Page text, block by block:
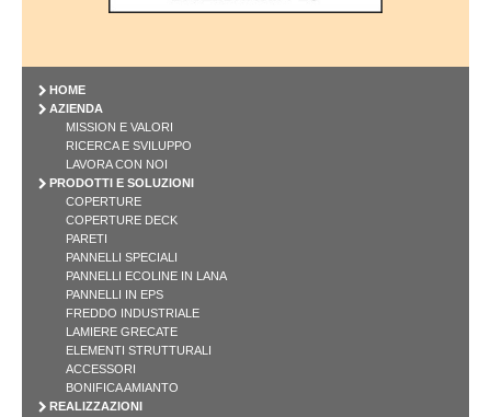
HOME
AZIENDA
MISSION E VALORI
RICERCA E SVILUPPO
LAVORA CON NOI
PRODOTTI E SOLUZIONI
COPERTURE
COPERTURE DECK
PARETI
PANNELLI SPECIALI
PANNELLI ECOLINE IN LANA
PANNELLI IN EPS
FREDDO INDUSTRIALE
LAMIERE GRECATE
ELEMENTI STRUTTURALI
ACCESSORI
BONIFICA AMIANTO
REALIZZAZIONI